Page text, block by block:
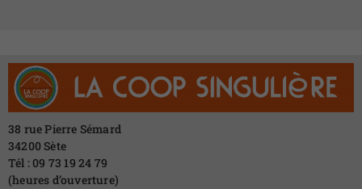
38 rue Pierre Sémard
34200 Sète
Tél : 09 73 19 24 79
(heures d’ouverture)